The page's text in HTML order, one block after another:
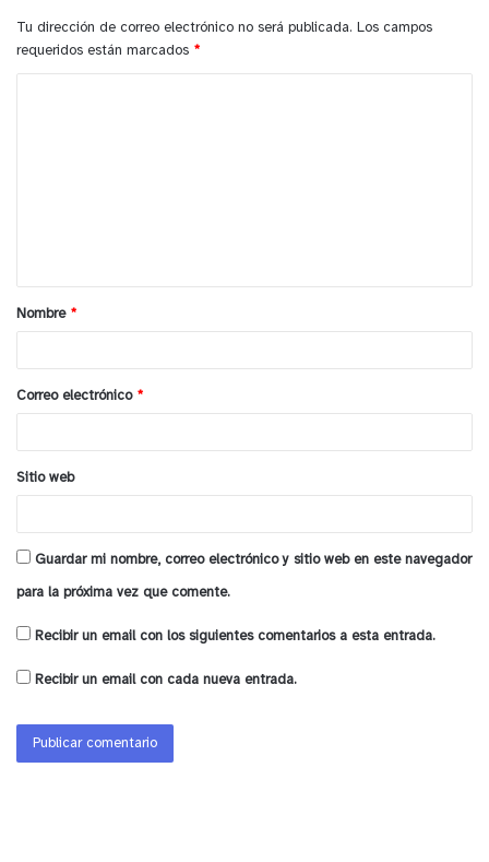
#Quilpuéa esta hora personal de
Tu dirección de correo electrónico no será publicada. Los campos
requeridos están marcados *
a
r
*
Nombre *
Correo electrónico *
Sitio web
Guardar mi nombre, correo electrónico y sitio web en este navegador
para la próxima vez que comente.
Recibir un email con los siguientes comentarios a esta entrada.
Recibir un email con cada nueva entrada.